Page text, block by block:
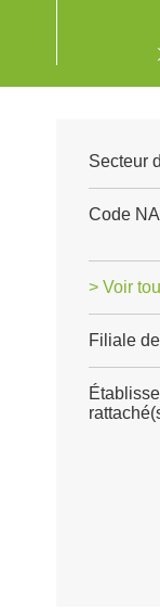
Secteur
Code
> Voir
Filiale de